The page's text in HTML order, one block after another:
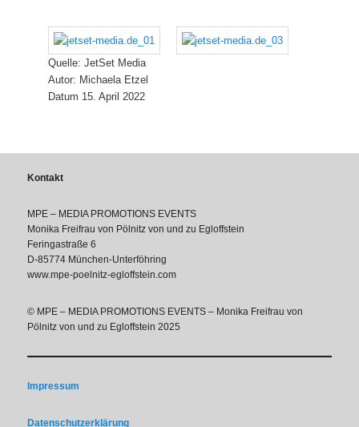
Quelle: JetSet Media
Autor: Michaela Etzel
Datum 15. April 2022
Kontakt
MPE – MEDIA PROMOTIONS EVENTS
Monika Freifrau von Pölnitz von und zu Egloffstein
Feringastraße 6
D-85774 München-Unterföhring
www.mpe-poelnitz-egloffstein.com
© MPE – MEDIA PROMOTIONS EVENTS – Monika Freifrau von
Pölnitz von und zu Egloffstein 2025
Impressum
Datenschutzerklärung